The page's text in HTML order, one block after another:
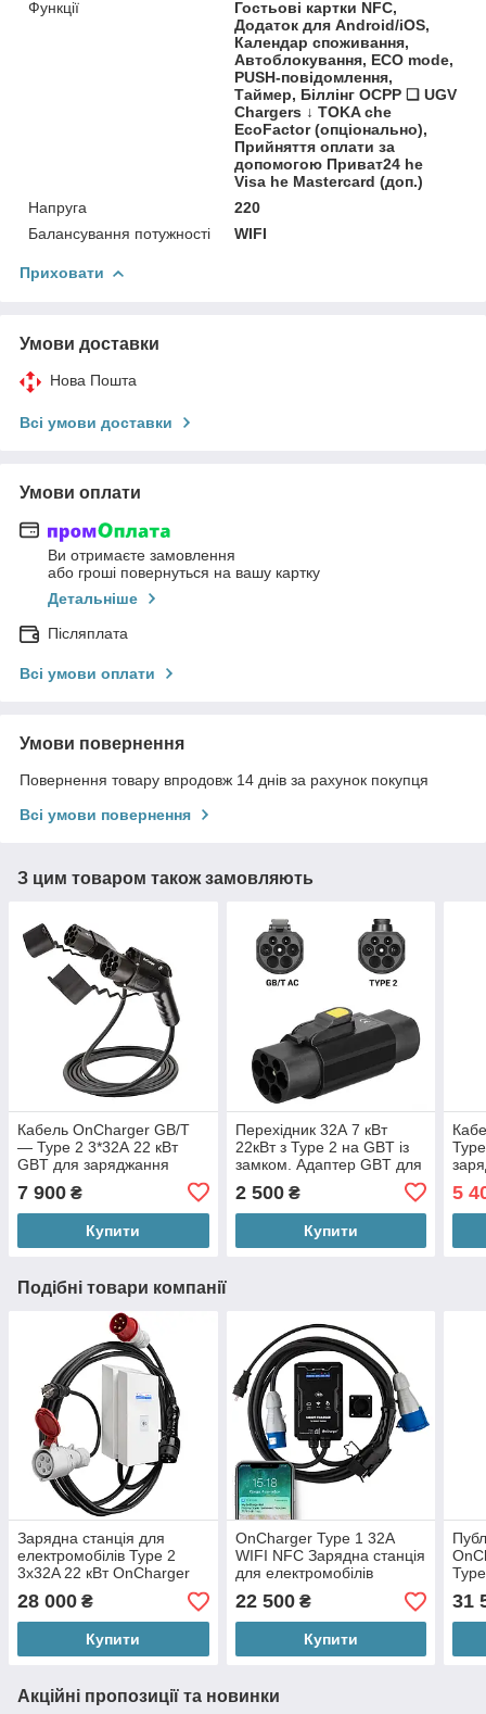
Функції
Гостьові картки NFC,
Додаток для Android/iOS,
Календар споживання,
Автоблокування, ECO mode,
PUSH-повідомлення,
Таймер, Біллінг OCPP ❑ UGV
Chargers ↓ TOKA che
EcoFactor (опціонально),
Прийняття оплати за
допомогою Приват24 he
Visa he Mastercard (доп.)
Напруга
220
Балансування потужності
WIFI
Приховати
Умови доставки
Нова Пошта
Всі умови доставки
Умови оплати
Ви отримаєте замовлення
або гроші повернуться на вашу картку
Детальніше
Післяплата
Всі умови оплати
Умови повернення
Повернення товару впродовж 14 днів за рахунок покупця
Всі умови повернення
З цим товаром також замовляють
Кабель OnCharger GB/T
— Type 2 3*32А 22 кВт
GBT для заряджання
7 900 ₴
Купити
Перехідник 32А 7 кВт
22кВт з Type 2 на GBT із
замком. Адаптер GBT для
електромобілів з Китаю
2 500₴
Купити
5
Подібні товари компанії
Зарядна станція для
електромобілів Type 2
3x32A 22 кВт OnCharger
WIFI NFC (OC3P-32A-
Type2)
28 000 ₴
Купити
OnCharger Type 1 32A
WIFI NFC Зарядна станція
для електромобілів
(OC1B-32A-J1772)
22 500₴
Купити
для
31
Акційні пропозиції та новинки